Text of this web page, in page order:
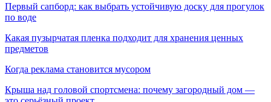
Первый сапборд: как выбрать устойчивую доску для прогулок
по воде
Какая пузырчатая пленка подходит для хранения ценных
предметов
Когда реклама становится мусором
Крыша над головой спортсмена: почему загородный дом —